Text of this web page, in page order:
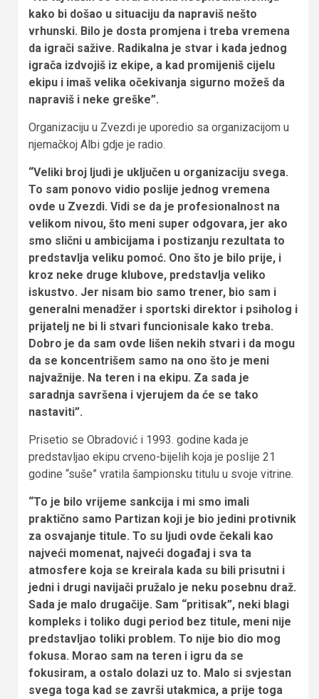
kako bi došao u situaciju da napraviš nešto
vrhunski. Bilo je dosta promjena i treba vremena
da igrači sažive. Radikalna je stvar i kada jednog
igrača izdvojiš iz ekipe, a kad promijeniš cijelu
ekipu i imaš velika očekivanja sigurno možeš da
napraviš i neke greške”.
Organizaciju u Zvezdi je uporedio sa organizacijom u
njemačkoj Albi gdje je radio.
“Veliki broj ljudi je uključen u organizaciju svega.
To sam ponovo vidio poslije jednog vremena
ovde u Zvezdi. Vidi se da je profesionalnost na
velikom nivou, što meni super odgovara, jer ako
smo slični u ambicijama i postizanju rezultata to
predstavlja veliku pomoć. Ono što je bilo prije, i
kroz neke druge klubove, predstavlja veliko
iskustvo. Jer nisam bio samo trener, bio sam i
generalni menadžer i sportski direktor i psiholog i
prijatelj ne bi li stvari funcionisale kako treba.
Dobro je da sam ovde lišen nekih stvari i da mogu
da se koncentrišem samo na ono što je meni
najvažnije. Na teren i na ekipu. Za sada je
saradnja savršena i vjerujem da će se tako
nastaviti”.
Prisetio se Obradović i 1993. godine kada je
predstavljao ekipu crveno-bijelih koja je poslije 21
godine “suše” vratila šampionsku titulu u svoje vitrine.
“To je bilo vrijeme sankcija i mi smo imali
praktično samo Partizan koji je bio jedini protivnik
za osvajanje titule. To su ljudi ovde čekali kao
najveći momenat, najveći događaj i sva ta
atmosfere koja se kreirala kada su bili prisutni i
jedni i drugi navijači pružalo je neku posebnu draž.
Sada je malo drugačije. Sam “pritisak”, neki blagi
kompleks i toliko dugi period bez titule, meni nije
predstavljao toliki problem. To nije bio dio mog
fokusa. Morao sam na teren i igru da se
fokusiram, a ostalo dolazi uz to. Malo si svjestan
svega toga kad se završi utakmica, a prije toga